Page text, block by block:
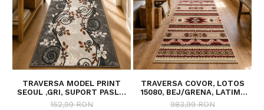
TRAVERSA MODEL PRINT
SEOUL ,GRI, SUPORT PASLA,
LATIME 100 CM, 820 GR/MP
152,99 RON
TRAVERSA COVOR, LOTOS
15080, BEJ/GRENA, LATIME
200 CM, DIVERSE LUNGIMI
983,99 RON